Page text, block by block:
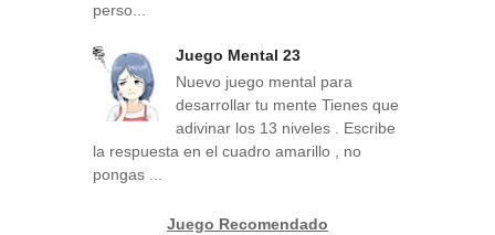
perso...
Juego Mental 23
Nuevo juego mental para
desarrollar tu mente Tienes que
adivinar los 13 niveles . Escribe
la respuesta en el cuadro amarillo , no
pongas ...
Juego Recomendado